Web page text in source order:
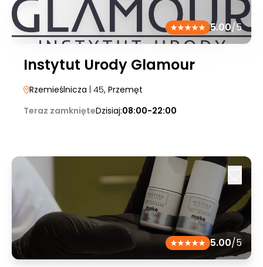
5.00/5
Instytut Urody Glamour
Rzemieślnicza | 45, Przemęt
Teraz zamknięteDzisiaj:08:00-22:00
5.00/5